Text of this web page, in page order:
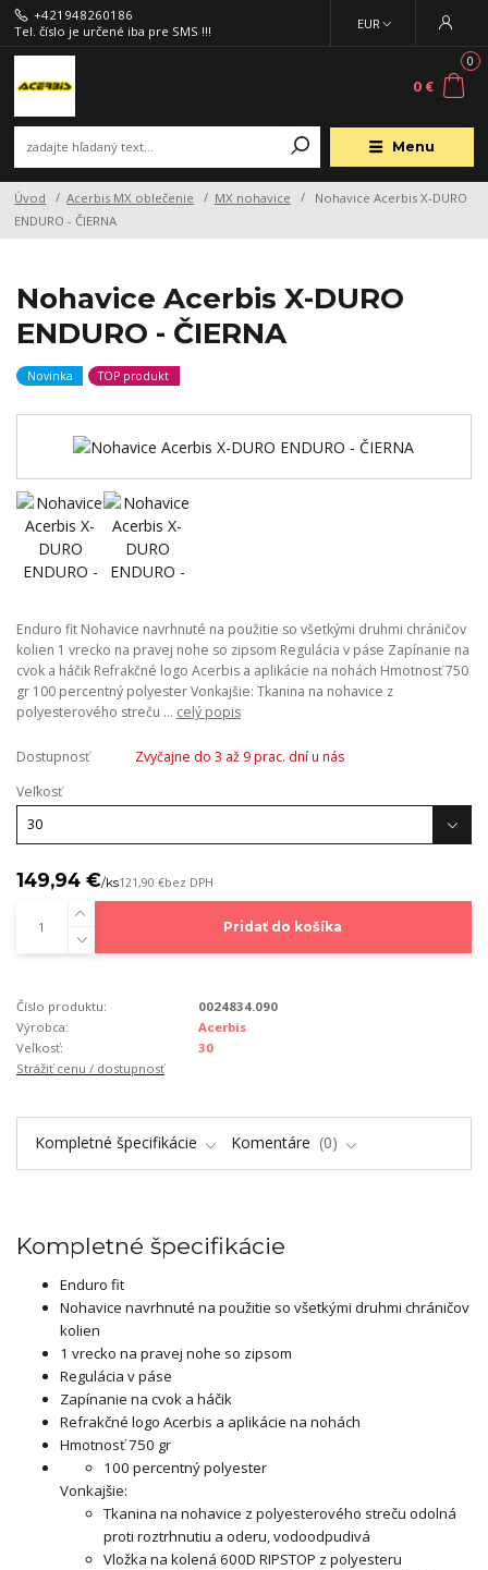
Menu
EUR
+421948260186
Tel. číslo je určené iba pre SMS !!!
0
0 €
Úvod Acerbis MX oblečenie MX nohavice
Nohavice Acerbis X-DURO
ENDURO - ČIERNA
Nohavice Acerbis X-DURO
ENDURO - ČIERNA
Novinka TOP produkt
Enduro fit Nohavice navrhnuté na použitie so všetkými druhmi chráničov
kolien 1 vrecko na pravej nohe so zipsom Regulácia v páse Zapínanie na
cvok a háčik Refrakčné logo Acerbis a aplikácie na nohách Hmotnosť 750
gr 100 percentný polyester Vonkajšie: Tkanina na nohavice z
polyesterového streču ... celý popis
Dostupnosť
Zvyčajne do 3 až 9 prac. dní u nás
Veľkosť
149,94 €/ks121,90 €bez DPH
Pridať do košíka
Číslo produktu:
0024834.090
Výrobca:
Acerbis
Veľkosť:
30
Strážiť cenu / dostupnosť
Kompletné špecifikácie Komentáre 0
Kompletné špecifikácie
Enduro fit
Nohavice navrhnuté na použitie so všetkými druhmi chráničov
kolien
1 vrecko na pravej nohe so zipsom
Regulácia v páse
Zapínanie na cvok a háčik
Refrakčné logo Acerbis a aplikácie na nohách
Hmotnosť 750 gr
100 percentný polyester
Vonkajšie:
Tkanina na nohavice z polyesterového streču odolná
proti roztrhnutiu a oderu, vodoodpudivá
Vložka na kolená 600D RIPSTOP z polyesteru